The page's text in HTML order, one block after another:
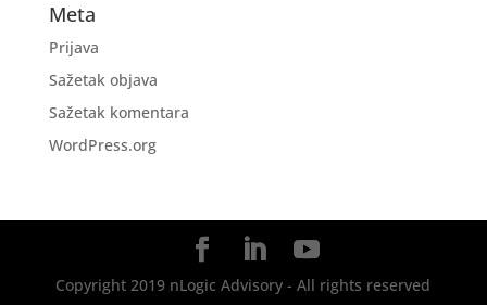
Meta
Prijava
Sažetak objava
Sažetak komentara
WordPress.org
Copyright 2019 nLogic Advisory - All rights reserved